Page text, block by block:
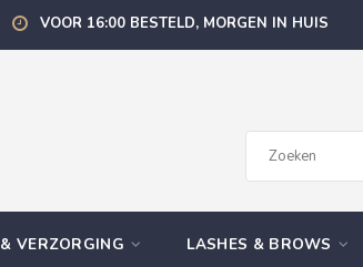
VOOR 16:00 BESTELD, MORGEN IN HUIS
VERZORGING LASHES & BROWS